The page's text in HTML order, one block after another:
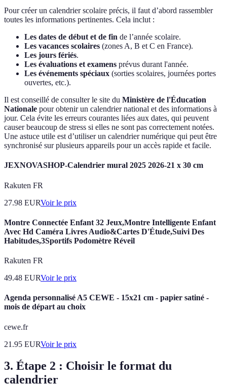
Pour créer un calendrier scolaire précis, il faut d’abord rassembler
toutes les informations pertinentes. Cela inclut :
Les dates de début et de fin de l’année scolaire.
Les vacances scolaires (zones A, B et C en France).
Les jours fériés.
Les évaluations et examens prévus durant l'année.
Les événements spéciaux (sorties scolaires, journées portes
ouvertes, etc.).
Il est conseillé de consulter le site du Ministère de l'Éducation
Nationale pour obtenir un calendrier national et des informations à
jour. Cela évite les erreurs courantes liées aux dates, qui peuvent
causer beaucoup de stress si elles ne sont pas correctement notées.
Une astuce utile est d’utiliser un calendrier numérique qui peut être
synchronisé sur plusieurs appareils pour un accès rapide et facile.
JEXNOVASHOP-Calendrier mural 2025 2026-21 x 30 cm
Rakuten FR
27.98 EURVoir le prix
Montre Connectée Enfant 32 Jeux,Montre Intelligente Enfant
Avec Hd Caméra Livres Audio&Cartes D'Étude,Suivi Des
Habitudes,3Sportifs Podomètre Réveil
Rakuten FR
49.48 EURVoir le prix
Agenda personnalisé A5 CEWE - 15x21 cm - papier satiné -
mois de départ au choix
cewe.fr
21.95 EURVoir le prix
3. Étape 2 : Choisir le format du
calendrier